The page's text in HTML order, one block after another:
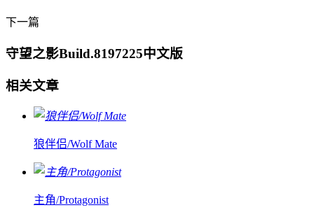
下一篇
守望之影Build.8197225中文版
相关文章
狼伴侣/Wolf Mate
主角/Protagonist